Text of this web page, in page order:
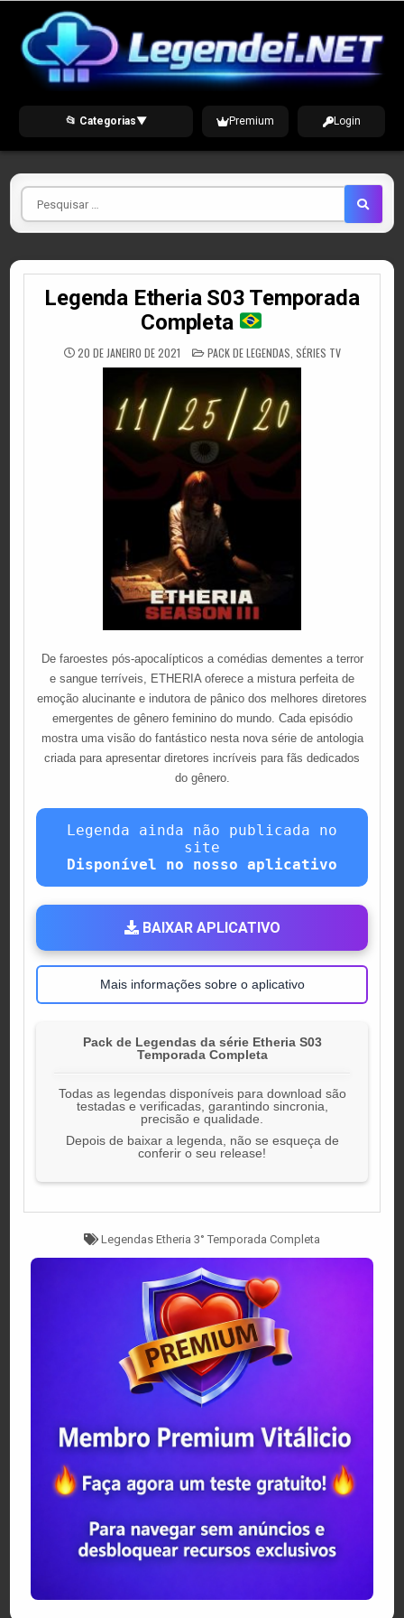
content
📂 Categorias▼ Premium Login
Pesquisar
por
Legenda Etheria S03 Temporada
Completa
20 DE JANEIRO DE 2021 POSTED
IN
PACK DE LEGENDAS SÉRIES TV
De faroestes pós-apocalípticos a comédias dementes a terror
e sangue terríveis, ETHERIA oferece a mistura perfeita de
emoção alucinante e indutora de pânico dos melhores diretores
emergentes de gênero feminino do mundo. Cada episódio
mostra uma visão do fantástico nesta nova série de antologia
criada para apresentar diretores incríveis para fãs dedicados
do gênero.
Legenda ainda não publicada no
site
Disponível no nosso aplicativo
BAIXAR APLICATIVO
Mais informações sobre o aplicativo
Pack de Legendas da série Etheria S03
Temporada Completa
Todas as legendas disponíveis para download são
testadas e verificadas, garantindo sincronia,
precisão e qualidade.
Depois de baixar a legenda, não se esqueça de
conferir o seu release!
Tagged
Legendas Etheria 3° Temporada Completa